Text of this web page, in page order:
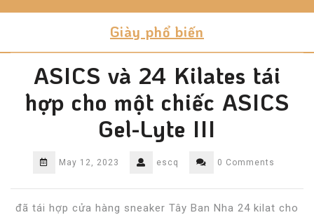
Giày phổ biến
ASICS và 24 Kilates tái
hợp cho một chiếc ASICS
Gel-Lyte III
May 12, 2023 escq 0 Comments
đã tái hợp cửa hàng sneaker Tây Ban Nha 24 kilat cho